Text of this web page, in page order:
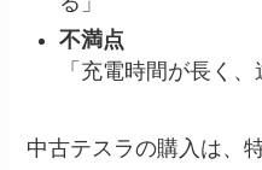
不満点
「充電時間が長く
中古テスラの購入は、